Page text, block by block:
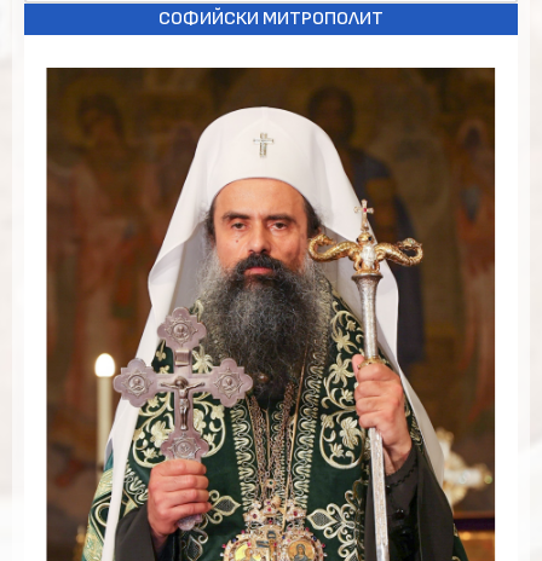
СОФИЙСКИ МИТРОПОЛИТ